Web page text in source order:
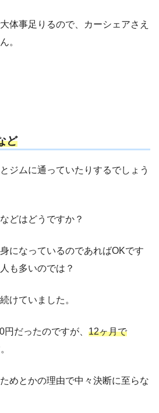
体事足りるので、カーシェアさえ
。
ど
ジムに通っていたりするでしょう
どはどうですか？
になっているのであればOKです
も多いのでは？
けていました。
だったのですが、 12ヶ月で
めとかの理由で中々決断に至らな